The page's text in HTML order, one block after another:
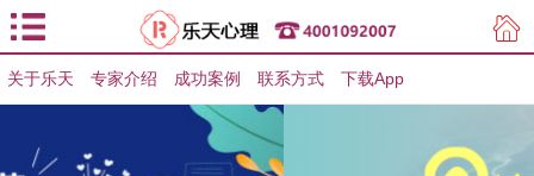
用户登录 用户注册
关于乐天 专家介绍 成功案例 联系方式 下载App